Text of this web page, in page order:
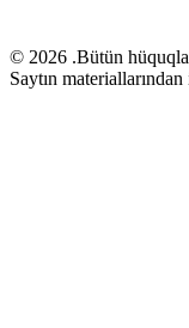
© 2026 .Bütün
Saytın